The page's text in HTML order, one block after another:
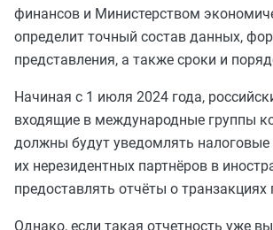
финансов и Министерством
определит точный состав данных,
представления, а также сроки и
Начиная с 1 июля 2024 года,
входящие в международные группы
должны будут уведомлять налоговые
их нерезидентных партнёров в
предоставлять отчёты о
Однако, если такая отчетность уже